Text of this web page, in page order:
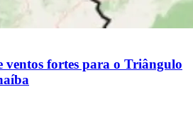
ventos fortes para o Triângulo